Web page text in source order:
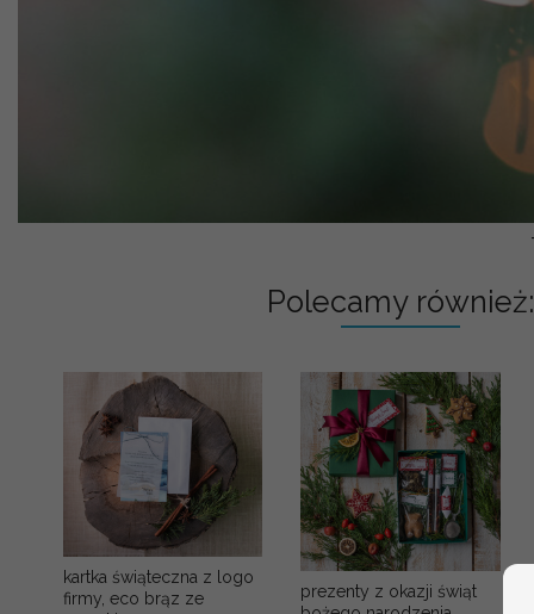
Polecamy również:
kartka świąteczna z logo
firmy, eco brąz ze
prezenty z okazji świąt